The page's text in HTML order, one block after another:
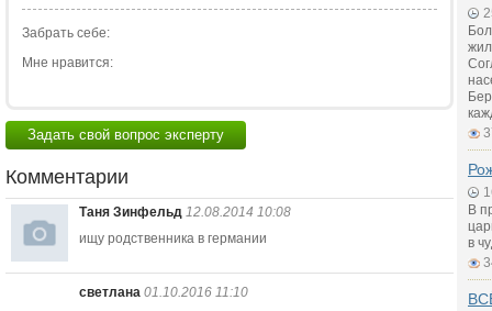
Забрать себе:
Мне нравится:
Задать свой вопрос эксперту
Комментарии
Таня Зинфельд 12.08.2014 10:08
ищу родственника в германии
светлана 01.10.2016 11:10
В
в